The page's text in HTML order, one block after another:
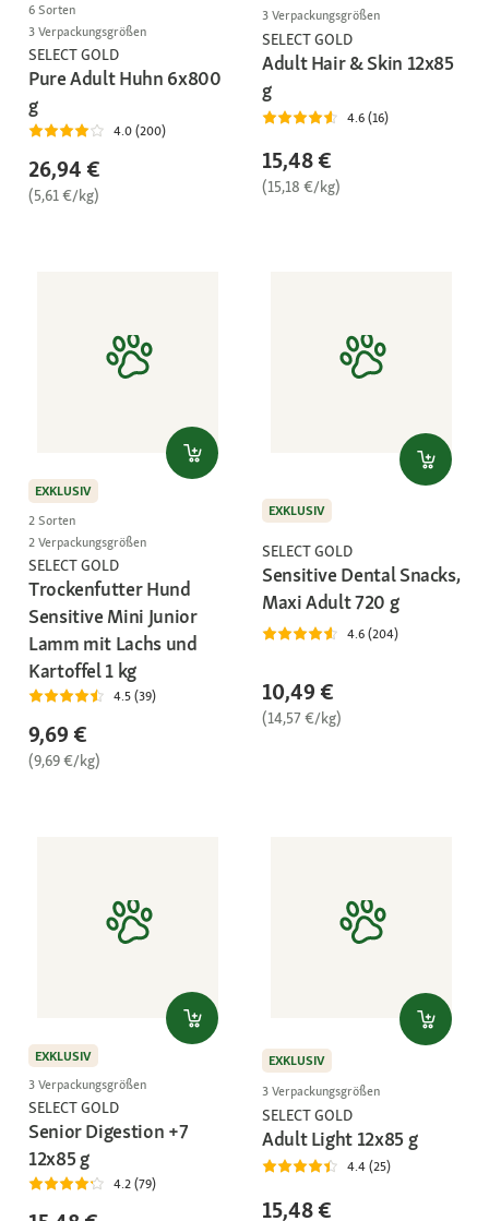
6 Sorten
3 Verpackungsgrößen
SELECT GOLD
Pure Adult Huhn 6x800
g
4.0 (200)
26,94 €
(5,61 €/kg)
3 Verpackungsgrößen
SELECT GOLD
Adult Hair & Skin 12x85
g
4.6 (16)
15,48 €
(15,18 €/kg)
EXKLUSIV
2 Sorten
2 Verpackungsgrößen
SELECT GOLD
Trockenfutter Hund
Sensitive Mini Junior
Lamm mit Lachs und
Kartoffel 1 kg
4.5 (39)
9,69 €
(9,69 €/kg)
EXKLUSIV
SELECT GOLD
Sensitive Dental Snacks,
Maxi Adult 720 g
4.6 (204)
10,49 €
(14,57 €/kg)
EXKLUSIV
3 Verpackungsgrößen
SELECT GOLD
Senior Digestion +7
12x85 g
4.2 (79)
EXKLUSIV
3 Verpackungsgrößen
SELECT GOLD
Adult Light 12x85 g
4.4 (25)
15,48 €